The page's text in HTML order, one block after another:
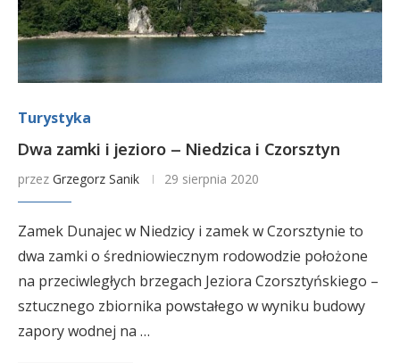
Turystyka
Dwa zamki i jezioro – Niedzica i Czorsztyn
przez Grzegorz Sanik 29 sierpnia 2020
Zamek Dunajec w Niedzicy i zamek w Czorsztynie to
dwa zamki o średniowiecznym rodowodzie położone
na przeciwległych brzegach Jeziora Czorsztyńskiego –
sztucznego zbiornika powstałego w wyniku budowy
zapory wodnej na …